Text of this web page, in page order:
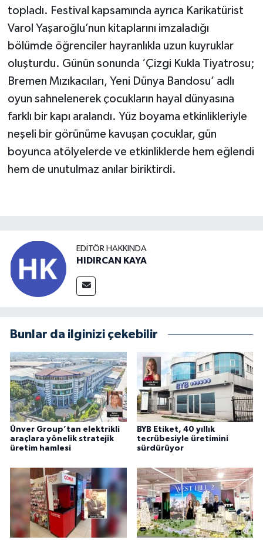
topladı. Festival kapsamında ayrıca Karikatürist
Varol Yaşaroğlu’nun kitaplarını imzaladığı
bölümde öğrenciler hayranlıkla uzun kuyruklar
oluşturdu. Günün sonunda ‘Çizgi Kukla Tiyatrosu;
Bremen Mızıkacıları, Yeni Dünya Bandosu’ adlı
oyun sahnelenerek çocukların hayal dünyasına
farklı bir kapı aralandı. Yüz boyama etkinlikleriyle
neşeli bir görünüme kavuşan çocuklar, gün
boyunca atölyelerde ve etkinliklerde hem eğlendi
hem de unutulmaz anılar biriktirdi.
EDITÖR HAKKINDA
HIDIRCAN KAYA
Bunlar da ilginizi çekebilir
Ünver Group’tan elektrikli
araçlara yönelik stratejik
üretim hamlesi
BYB Etiket, 40 yıllık
tecrübesiyle üretimini
sürdürüyor